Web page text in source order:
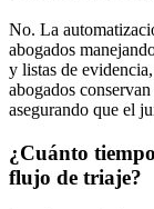
No. La
abogados
y listas de
abogados
asegurando que el
¿Cuánto
flujo de triaje?